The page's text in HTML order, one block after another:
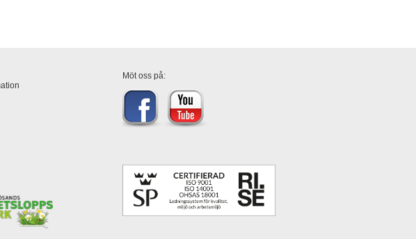
Möt oss på: